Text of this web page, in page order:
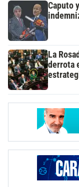
Caputo
La
derrota